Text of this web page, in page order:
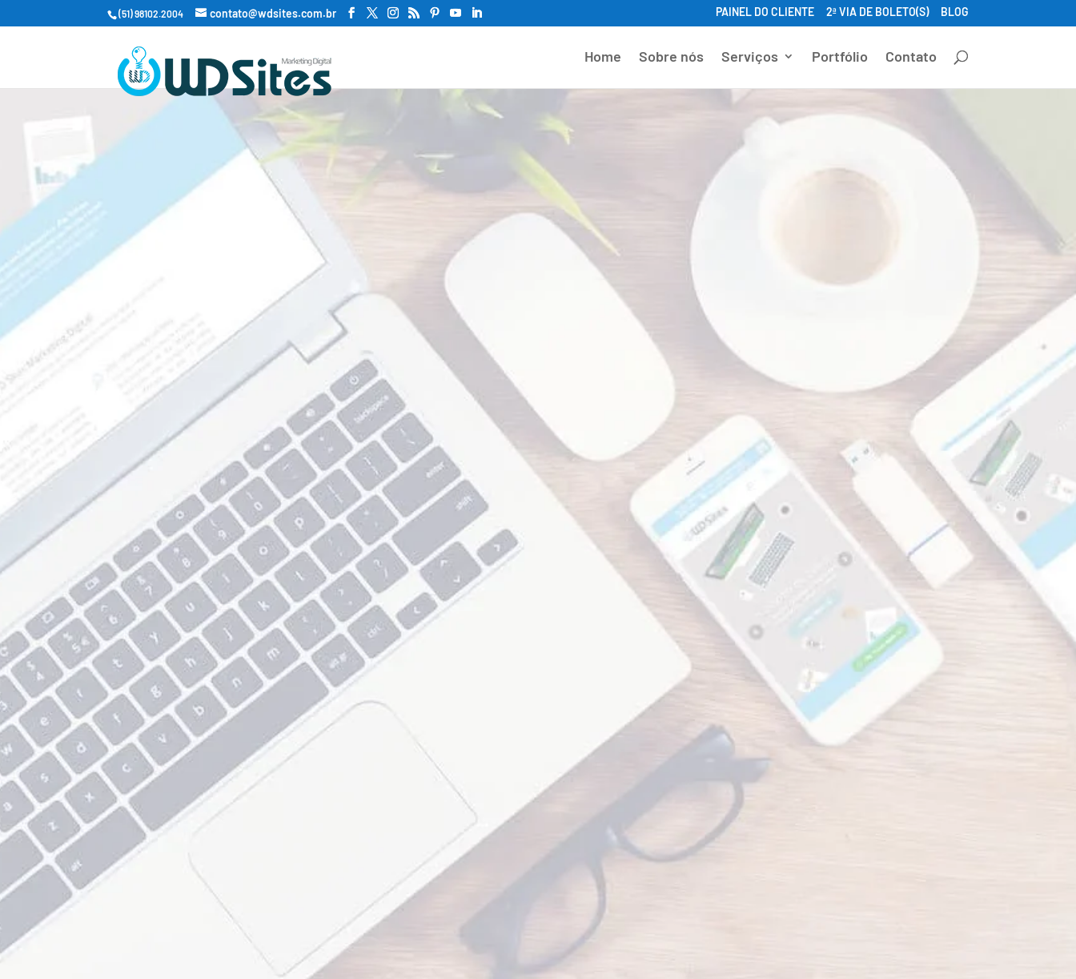
(51) 98102.2004 contato@wdsites.com.br PAINEL DO CLIENTE 2ª VIA DE BOLETO(S) BLOG
Home Sobre nós Serviços Portfólio Contato
Criação de Sites em Tangará da Serra -
MT
Sua Agência de Marketing Digital Para Criação de Sites em Tangará da
Desenvolvimento de sites em Tangará da Serra
Muito Prazer! Nós somos a WD Sites Marketing Digital
Soluções Completas Para Seu Negócio
Solicite Orçamento Sem Compromisso!